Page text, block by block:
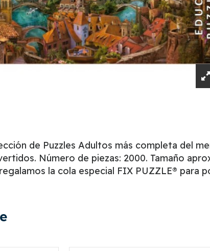
de Puzzles Adultos más completa del
Número de piezas: 2000. Tamaño
la cola especial FIX PUZZLE® para